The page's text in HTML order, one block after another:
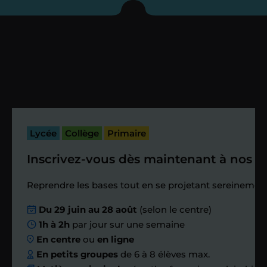
enseignant sous 72
passé.
Étape 4
Nous planifions
ensemble des
échanges réguliers
Lycée Collège Primaire
Inscrivez-vous dès maintenant à nos
Reprendre les bases tout en se projetant
Du 29 juin au 28 août (selon le centre)
1h à 2h par jour sur une semaine
En centre ouen ligne
En petits groupes de 6 à 8 élèves max.